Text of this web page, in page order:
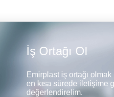
İş Ortağı Ol
Emirplast iş ortağı
en kısa sürede iletişime
değerlendirelim.